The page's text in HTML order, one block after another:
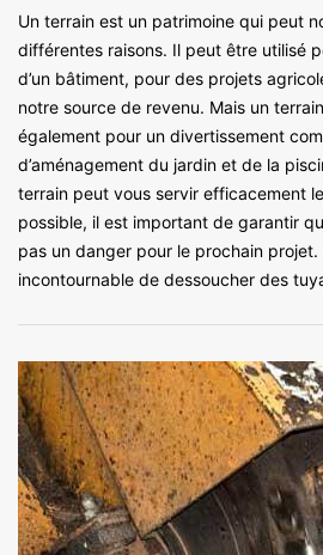
Un terrain est un patrimoine qui peut
différentes raisons. Il peut être utilisé
d’un bâtiment, pour des projets
notre source de revenu. Mais un
également pour un divertissement
d’aménagement du jardin et de la
terrain peut vous servir efficacement
possible, il est important de garantir
pas un danger pour le prochain projet.
incontournable de dessoucher des